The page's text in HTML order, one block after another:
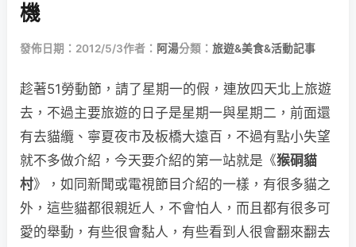
機
發佈日期：2012/5/3作者： 阿湯分類： 旅遊&美食&活動記事
趁著51勞動節，請了星期一的假，連放四天北上旅遊
去，不過主要旅遊的日子是星期一與星期二，前面還
有去貓纜、寧夏夜市及板橋大遠百，不過有點小失望
就不多做介紹，今天要介紹的第一站就是《猴硐貓
村》，如同新聞或電視節目介紹的一樣，有很多貓之
外，這些貓都很親近人，不會怕人，而且都有很多可
愛的舉動，有些很會黏人，有些看到人很會翻來翻去